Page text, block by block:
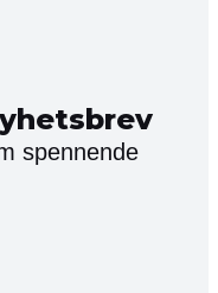
spennende